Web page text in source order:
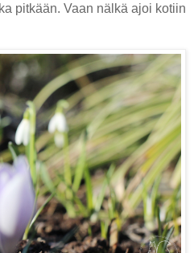
pitkään. Vaan nälkä ajoi kotiin